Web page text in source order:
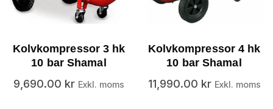
Kolvkompressor 3 hk
10 bar Shamal
9,690.00 kr Exkl. moms
Kolvkompressor 4 hk
10 bar Shamal
11,990.00 kr Exkl. moms